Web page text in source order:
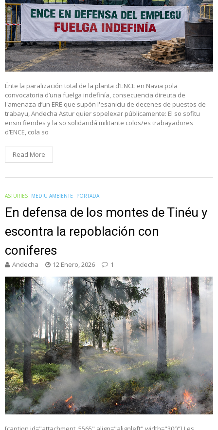
Énte la paralización total de la planta d’ENCE en Navia pola
convocatoria d’una fuelga indefinía, consecuencia direuta de
l'amenaza d’un ERE que supón l'esaniciu de decenes de puestos de
trabayu, Andecha Astur quier sopelexar públicamente: El so sofitu
ensin fiendes y la so solidaridá militante colos/es trabayadores
d’ENCE, cola so
Read More
ASTURIES MEDIU AMBIENTE PORTADA
En defensa de los montes de Tinéu y
escontra la repoblación con
coniferes
Andecha 12 Enero, 2026 1